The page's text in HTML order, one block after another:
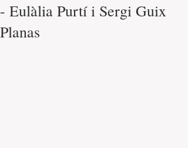
- Eulàlia Purtí i Sergi Guix
Planas